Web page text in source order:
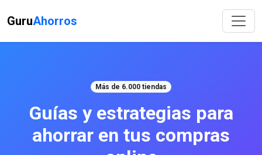
GuruAhorros
Más de 6.000 tiendas
Guías y estrategias para
ahorrar en tus compras